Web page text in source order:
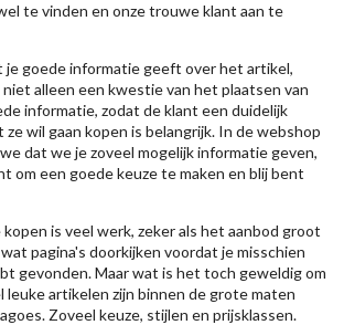
te vinden en onze trouwe klant aan te
je goede informatie geeft over het artikel,
alleen een kwestie van het plaatsen van
informatie, zodat de klant een duidelijk
wil gaan kopen is belangrijk. In de webshop
dat we je zoveel mogelijk informatie geven,
om een goede keuze te maken en blij bent
is veel werk, zeker als het aanbod groot
pagina's doorkijken voordat je misschien
gevonden. Maar wat is het toch geweldig om
leuke artikelen zijn binnen de grote maten
Zoveel keuze, stijlen en prijsklassen.